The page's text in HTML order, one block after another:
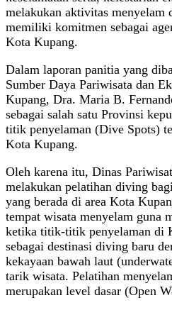
melakukan aktivitas menyelam
memiliki komitmen sebagai
Kota Kupang.
Dalam laporan panitia yang
Sumber Daya Pariwisata dan
Kupang, Dra. Maria B.
sebagai salah satu Provinsi
titik penyelaman (Dive Spots)
Kota Kupang.
Oleh karena itu, Dinas
melakukan pelatihan diving
yang berada di area Kota
tempat wisata menyelam guna
ketika titik-titik penyelaman di
sebagai destinasi diving baru
kekayaan bawah laut
tarik wisata. Pelatihan
merupakan level dasar (Open